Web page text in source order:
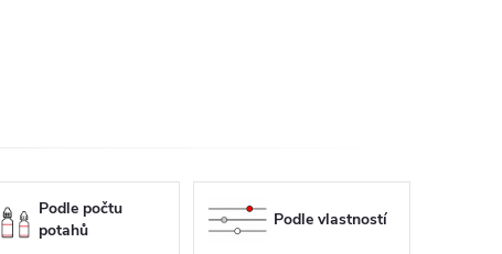
Podle počtu
potahů
Podle vlastností